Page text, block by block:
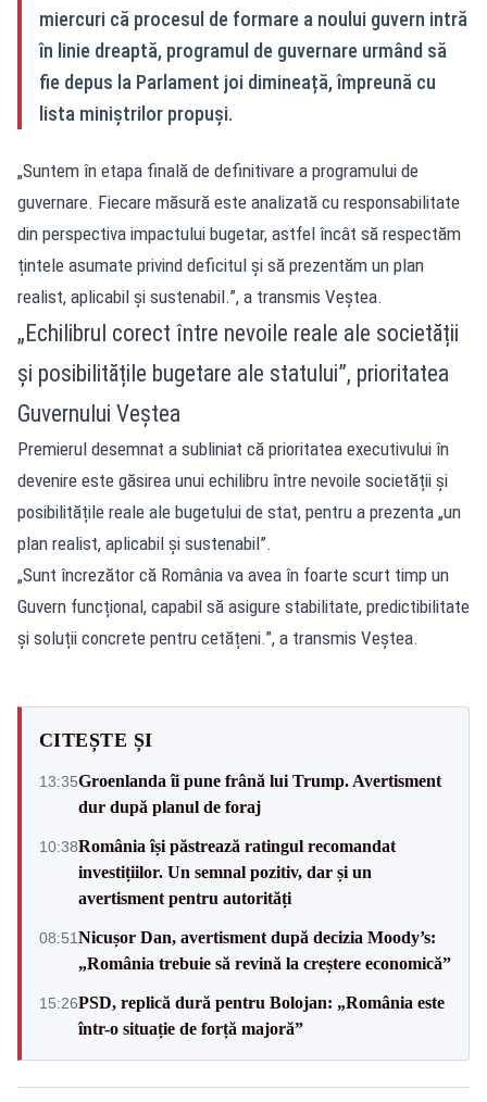
miercuri că procesul de formare a noului guvern intră
în linie dreaptă, programul de guvernare urmând să
fie depus la Parlament joi dimineață, împreună cu
lista miniștrilor propuși.
„Suntem în etapa finală de definitivare a programului de
guvernare. Fiecare măsură este analizată cu responsabilitate
din perspectiva impactului bugetar, astfel încât să respectăm
țintele asumate privind deficitul și să prezentăm un plan
realist, aplicabil și sustenabil.”, a transmis Veștea.
„Echilibrul corect între nevoile reale ale societății
și posibilitățile bugetare ale statului”, prioritatea
Guvernului Veștea
Premierul desemnat a subliniat că prioritatea executivului în
devenire este găsirea unui echilibru între nevoile societății și
posibilitățile reale ale bugetului de stat, pentru a prezenta „un
plan realist, aplicabil și sustenabil”.
„Sunt încrezător că România va avea în foarte scurt timp un
Guvern funcțional, capabil să asigure stabilitate, predictibilitate
și soluții concrete pentru cetățeni.”, a transmis Veștea.
CITEȘTE ȘI
13:35Groenlanda îi pune frână lui Trump. Avertisment
dur după planul de foraj
10:38România își păstrează ratingul recomandat
investițiilor. Un semnal pozitiv, dar și un
avertisment pentru autorități
08:51Nicușor Dan, avertisment după decizia Moody’s:
„România trebuie să revină la creștere economică”
15:26PSD, replică dură pentru Bolojan: „România este
într-o situație de forță majoră”